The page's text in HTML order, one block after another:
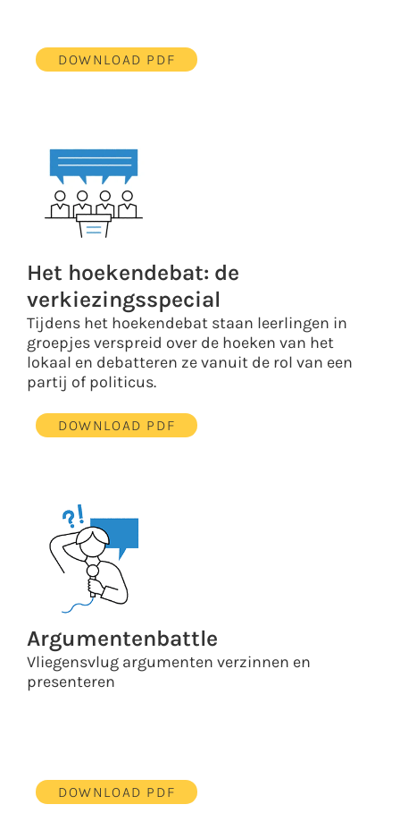
DOWNLOAD PDF
Het hoekendebat: de
verkiezingsspecial
Tijdens het hoekendebat staan leerlingen in
groepjes verspreid over de hoeken van het
lokaal en debatteren ze vanuit de rol van een
partij of politicus.
DOWNLOAD PDF
Argumentenbattle
Vliegensvlug argumenten verzinnen en
presenteren
DOWNLOAD PDF